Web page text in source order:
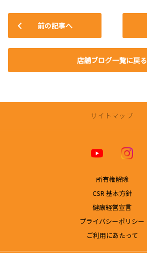
前の記事へ
店舗ブログ一覧に戻る
サイトマップ
トヨタカローラ博多 公式ホームページ
所有権解除
CSR 基本方針
健康経営宣言
プライバシーポリシー
ご利用にあたって